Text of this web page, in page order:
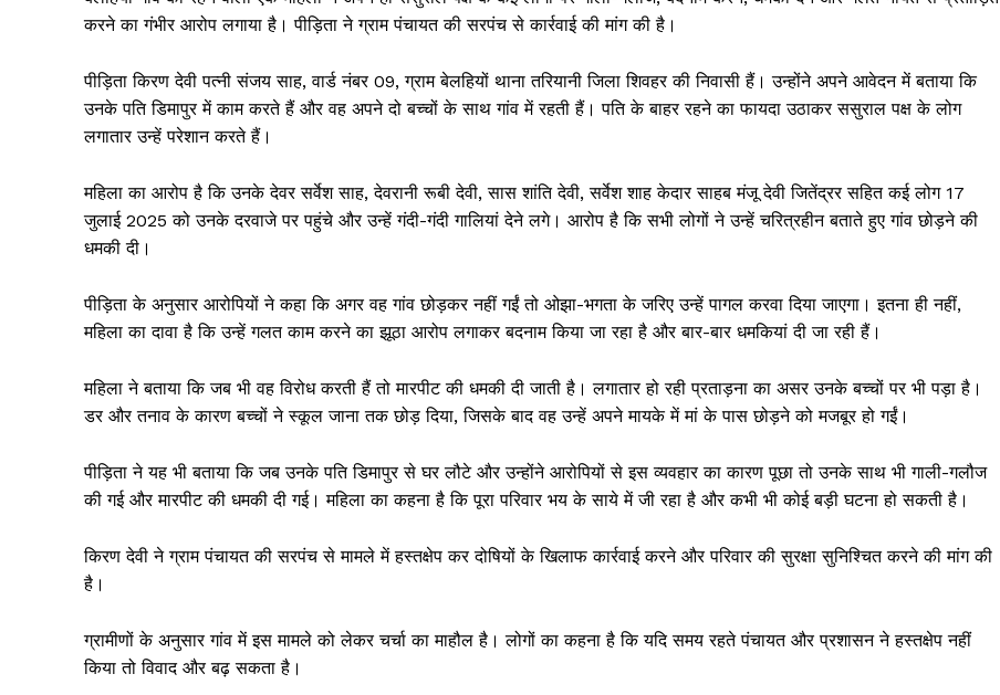
करने का गंभीर आरोप लगाया है। पीड़िता ने ग्राम पंचायत की सरपंच से कार्रवाई की मांग की है।
पीड़िता किरण देवी पत्नी संजय साह, वार्ड नंबर 09, ग्राम बेलहियों थाना तरियानी जिला शिवहर की निवासी हैं। उन्होंने अपने आवेदन में बताया कि
उनके पति डिमापुर में काम करते हैं और वह अपने दो बच्चों के साथ गांव में रहती हैं। पति के बाहर रहने का फायदा उठाकर ससुराल पक्ष के लोग
लगातार उन्हें परेशान करते हैं।
महिला का आरोप है कि उनके देवर सर्वेश साह, देवरानी रूबी देवी, सास शांति देवी, सर्वेश शाह केदार साहब मंजू देवी जितेंद्रर सहित कई लोग 17
जुलाई 2025 को उनके दरवाजे पर पहुंचे और उन्हें गंदी-गंदी गालियां देने लगे। आरोप है कि सभी लोगों ने उन्हें चरित्रहीन बताते हुए गांव छोड़ने की
धमकी दी।
पीड़िता के अनुसार आरोपियों ने कहा कि अगर वह गांव छोड़कर नहीं गईं तो ओझा-भगता के जरिए उन्हें पागल करवा दिया जाएगा। इतना ही नहीं,
महिला का दावा है कि उन्हें गलत काम करने का झूठा आरोप लगाकर बदनाम किया जा रहा है और बार-बार धमकियां दी जा रही हैं।
महिला ने बताया कि जब भी वह विरोध करती हैं तो मारपीट की धमकी दी जाती है। लगातार हो रही प्रताड़ना का असर उनके बच्चों पर भी पड़ा है।
डर और तनाव के कारण बच्चों ने स्कूल जाना तक छोड़ दिया, जिसके बाद वह उन्हें अपने मायके में मां के पास छोड़ने को मजबूर हो गईं।
पीड़िता ने यह भी बताया कि जब उनके पति डिमापुर से घर लौटे और उन्होंने आरोपियों से इस व्यवहार का कारण पूछा तो उनके साथ भी गाली-गलौज
की गई और मारपीट की धमकी दी गई। महिला का कहना है कि पूरा परिवार भय के साये में जी रहा है और कभी भी कोई बड़ी घटना हो सकती है।
किरण देवी ने ग्राम पंचायत की सरपंच से मामले में हस्तक्षेप कर दोषियों के खिलाफ कार्रवाई करने और परिवार की सुरक्षा सुनिश्चित करने की मांग की
है।
ग्रामीणों के अनुसार गांव में इस मामले को लेकर चर्चा का माहौल है। लोगों का कहना है कि यदि समय रहते पंचायत और प्रशासन ने हस्तक्षेप नहीं
किया तो विवाद और बढ़ सकता है।